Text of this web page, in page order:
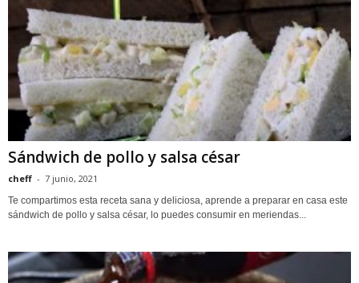
Sándwich de pollo y salsa césar
cheff - 7 junio, 2021
Te compartimos esta receta sana y deliciosa, aprende a preparar en casa este
sándwich de pollo y salsa césar, lo puedes consumir en meriendas...